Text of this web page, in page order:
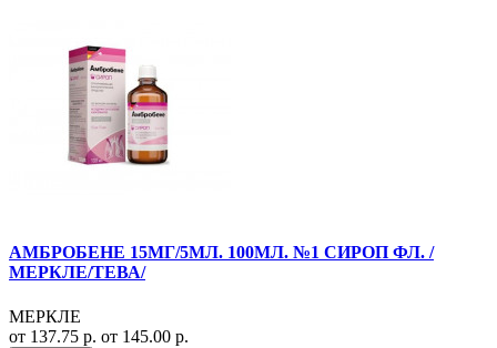
АМБРОБЕНЕ 15МГ/5МЛ. 100МЛ. №1 СИРОП ФЛ. /
МЕРКЛЕ/ТЕВА/
МЕРКЛЕ
от 137.75 р. от 145.00 р.